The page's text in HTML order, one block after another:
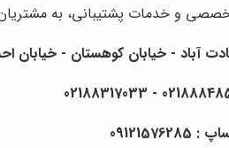
و خدمات پشتیبانی، به
- خیابان کوهستان - خیابان احسان -